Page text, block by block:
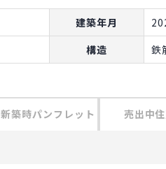
建築年月
構造 鉄
新築時パンフレット 売出中